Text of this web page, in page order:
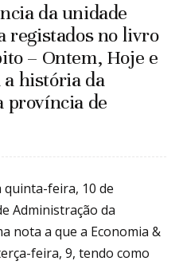
da unidade
registados no livro
– Ontem, Hoje e
história da
província de
feira, 10 de
Administração da
nota a que a Economia &
feira, 9, tendo como